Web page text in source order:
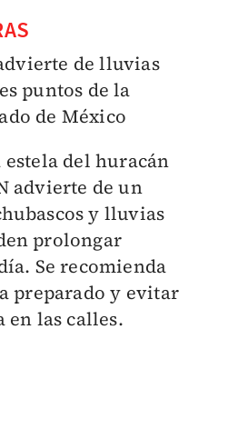
de lluvias
puntos de la
de México
del huracán
advierte de un
y lluvias
prolongar
Se recomienda
preparado y evitar
en las calles.